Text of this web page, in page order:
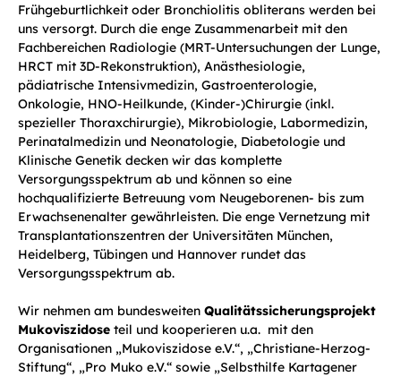
Frühgeburtlichkeit oder Bronchiolitis obliterans werden bei
uns versorgt. Durch die enge Zusammenarbeit mit den
Fachbereichen Radiologie (MRT-Untersuchungen der Lunge,
HRCT mit 3D-Rekonstruktion), Anästhesiologie,
pädiatrische Intensivmedizin, Gastroenterologie,
Onkologie, HNO-Heilkunde, (Kinder-)Chirurgie (inkl.
spezieller Thoraxchirurgie), Mikrobiologie, Labormedizin,
Perinatalmedizin und Neonatologie, Diabetologie und
Klinische Genetik decken wir das komplette
Versorgungsspektrum ab und können so eine
hochqualifizierte Betreuung vom Neugeborenen- bis zum
Erwachsenenalter gewährleisten. Die enge Vernetzung mit
Transplantationszentren der Universitäten München,
Heidelberg, Tübingen und Hannover rundet das
Versorgungsspektrum ab.
Wir nehmen am bundesweiten Qualitätssicherungsprojekt
Mukoviszidose teil und kooperieren u.a. mit den
Organisationen „Mukoviszidose e.V.“, „Christiane-Herzog-
Stiftung“, „Pro Muko e.V.“ sowie „Selbsthilfe Kartagener